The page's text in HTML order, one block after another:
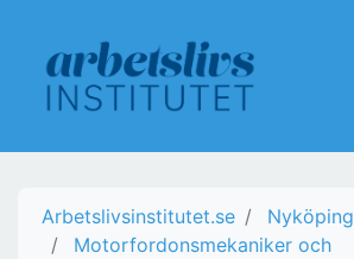
Arbetslivsinstitutet.se
Nyköping
Motorfordonsmekaniker och